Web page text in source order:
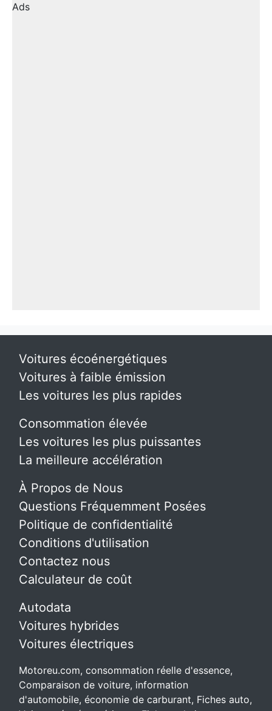
Ads
Voitures écoénergétiques
Voitures à faible émission
Les voitures les plus rapides
Consommation élevée
Les voitures les plus puissantes
La meilleure accélération
À Propos de Nous
Questions Fréquemment Posées
Politique de confidentialité
Conditions d'utilisation
Contactez nous
Calculateur de coût
Autodata
Voitures hybrides
Voitures électriques
Motoreu.com, consommation réelle d'essence,
Comparaison de voiture, information
d'automobile, économie de carburant, Fiches auto,